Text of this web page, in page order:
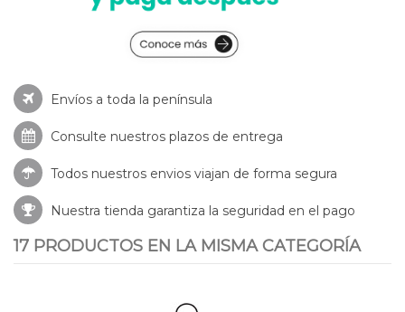
Envíos a toda la península
Consulte nuestros plazos de entrega
Todos nuestros envios viajan de forma segura
Nuestra tienda garantiza la seguridad en el pago
17 PRODUCTOS EN LA MISMA CATEGORÍA